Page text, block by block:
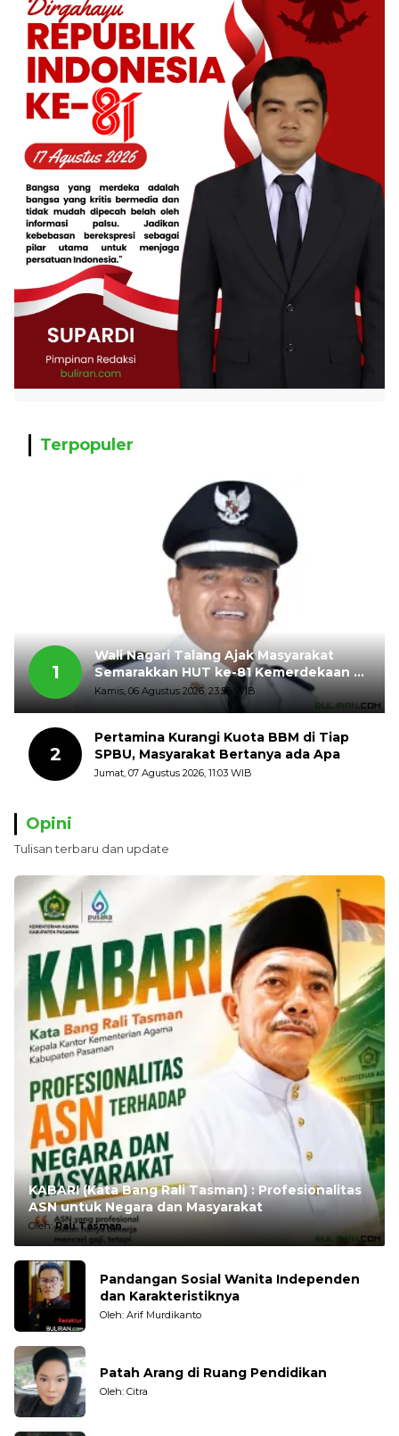
Terpopuler
1
Wali Nagari Talang Ajak Masyarakat
Semarakkan HUT ke-81 Kemerdekaan RI
dengan Mengibarkan Bendera Merah
Putih
Kamis, 06 Agustus 2026, 23:56 WIB
2
Pertamina Kurangi Kuota BBM di Tiap
SPBU, Masyarakat Bertanya ada Apa
Jumat, 07 Agustus 2026, 11:03 WIB
Opini
Tulisan terbaru dan update
KABARI (Kata Bang Rali Tasman) : Profesionalitas
ASN untuk Negara dan Masyarakat
Oleh:Rali Tasman
Pandangan Sosial Wanita Independen
dan Karakteristiknya
Oleh: Arif Murdikanto
Patah Arang di Ruang Pendidikan
Oleh: Citra